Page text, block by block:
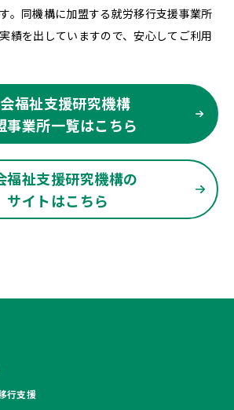
。同機構に加盟する就労移行支援事業所
績を出していますので、安心してご利用
福祉支援研究機構
事業所一覧はこちら
福祉支援研究機構の
サイトはこちら
行支援